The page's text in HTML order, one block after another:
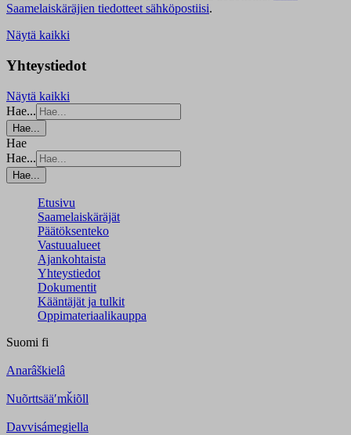
Saamelaiskäräjien tiedotteet sähköpostiisi.
Näytä kaikki
Yhteystiedot
Näytä kaikki
Hae...
Hae...
Hae
Hae...
Hae...
Etusivu
Saamelaiskäräjät
Päätöksenteko
Vastuualueet
Ajankohtaista
Yhteystiedot
Dokumentit
Kääntäjät ja tulkit
Oppimateriaalikauppa
Suomi fi
Anarâškielâ
Nuõrttsääʹmǩiõll
Davvisámegiella